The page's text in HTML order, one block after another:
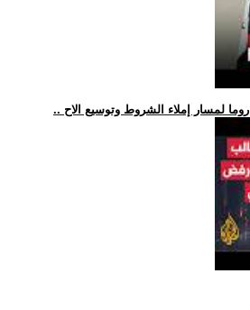
لمسار إملاء الشروط وتوسيع الاح